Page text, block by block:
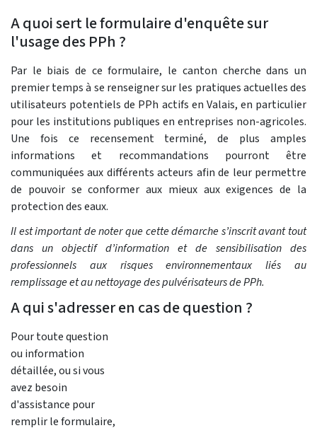
A quoi sert le formulaire d'enquête sur
l'usage des PPh ?
Par le biais de ce formulaire, le canton cherche dans un
premier temps à se renseigner sur les pratiques actuelles des
utilisateurs potentiels de PPh actifs en Valais, en particulier
pour les institutions publiques en entreprises non-agricoles.
Une fois ce recensement terminé, de plus amples
informations et recommandations pourront être
communiquées aux différents acteurs afin de leur permettre
de pouvoir se conformer aux mieux aux exigences de la
protection des eaux.
Il est important de noter que cette démarche s’inscrit avant tout
dans un objectif d’information et de sensibilisation des
professionnels aux risques environnementaux liés au
remplissage et au nettoyage des pulvérisateurs de PPh.
A qui s'adresser en cas de question ?
Pour toute question
ou information
détaillée, ou si vous
avez besoin
d'assistance pour
remplir le formulaire,